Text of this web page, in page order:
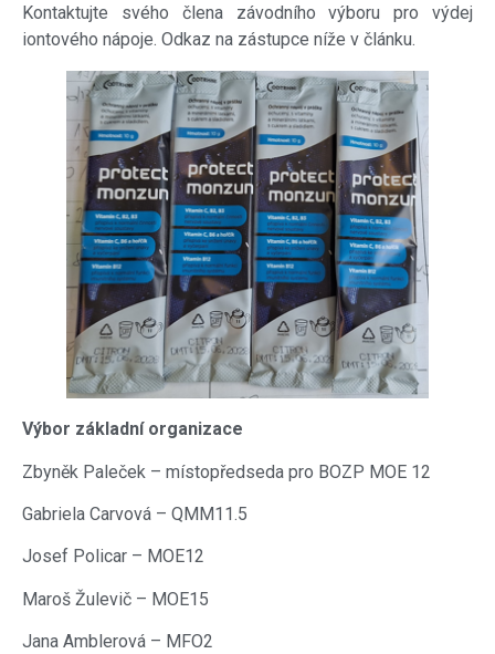
Kontaktujte svého člena závodního výboru pro výdej
iontového nápoje. Odkaz na zástupce níže v článku.
Výbor základní organizace
Zbyněk Paleček – místopředseda pro BOZP MOE 12
Gabriela Carvová – QMM11.5
Josef Policar – MOE12
Maroš Žulevič – MOE15
Jana Amblerová – MFO2